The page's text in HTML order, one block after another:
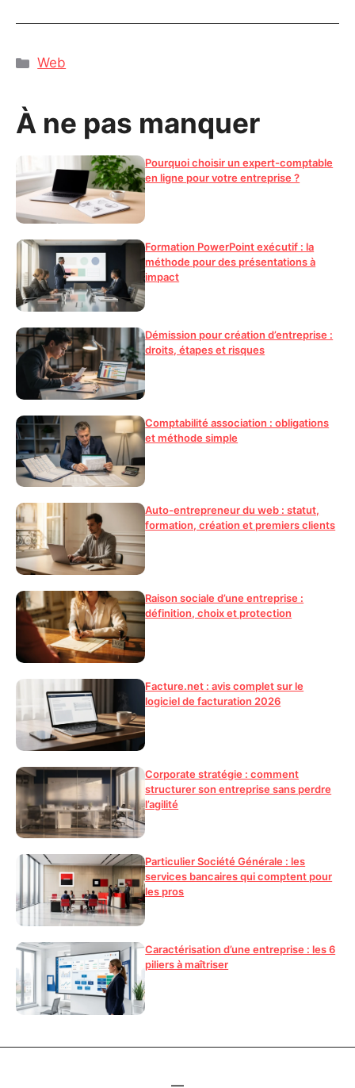
Catégories
Web
À ne pas manquer
Pourquoi choisir un expert-comptable
en ligne pour votre entreprise ?
Formation PowerPoint exécutif : la
méthode pour des présentations à
impact
Démission pour création d’entreprise :
droits, étapes et risques
Comptabilité association : obligations
et méthode simple
Auto-entrepreneur du web : statut,
formation, création et premiers clients
Raison sociale d’une entreprise :
définition, choix et protection
Facture.net : avis complet sur le
logiciel de facturation 2026
Corporate stratégie : comment
structurer son entreprise sans perdre
l’agilité
Particulier Société Générale : les
services bancaires qui comptent pour
les pros
Caractérisation d’une entreprise : les 6
piliers à maîtriser